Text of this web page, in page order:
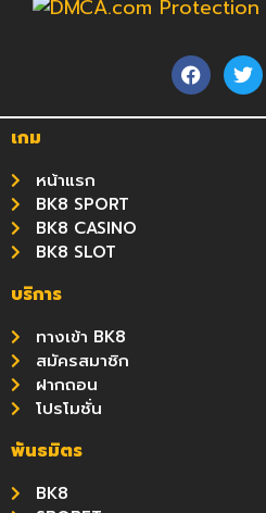
เกม
หน้าแรก
BK8 SPORT
BK8 CASINO
BK8 SLOT
บริการ
ทางเข้า BK8
สมัครสมาชิก
ฝากถอน
โปรโมชั่น
พันธมิตร
BK8